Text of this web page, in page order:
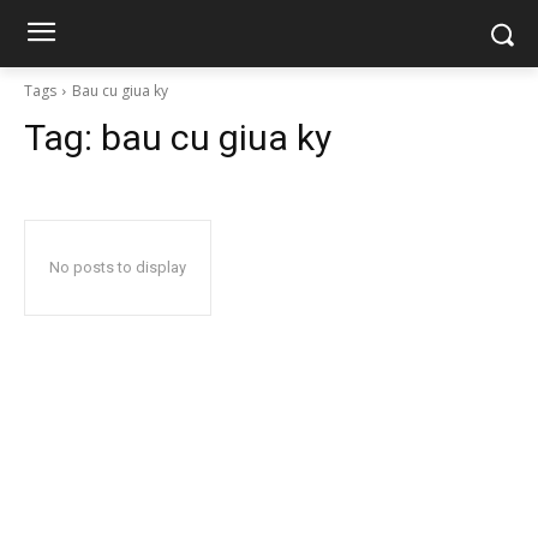
Tags Bau cu giua ky
Tag: bau cu giua ky
No posts to display